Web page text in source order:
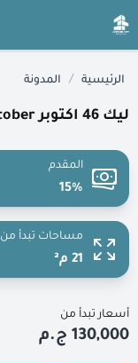
الرئيسية / المدونة
ليك 46 اكتوبر Lake 46 Mall October
المقدم
15%
مساحات تبدأ من
21 م²
أسعار تبدأ من
130,000 ج.م